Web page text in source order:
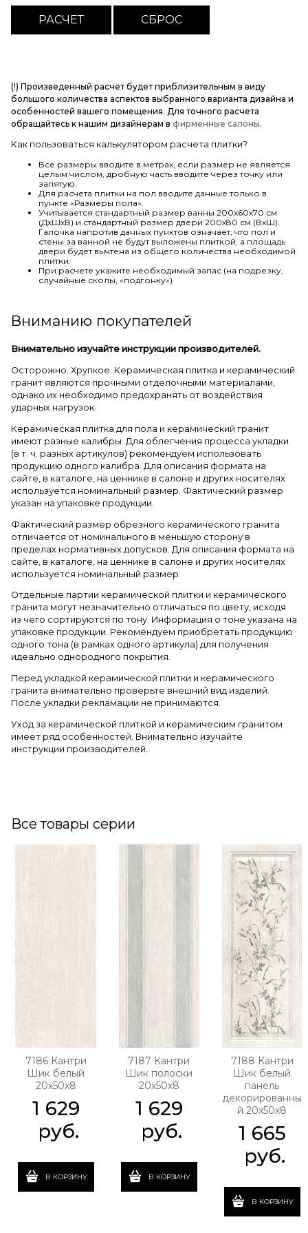
(!) Произведенный расчет будет приблизительным в виду
большого количества аспектов выбранного варианта дизайна и
особенностей вашего помещения. Для точного расчета
обращайтесь к нашим дизайнерам в фирменные салоны.
Как пользоваться калькулятором расчета плитки?
Все размеры вводите в метрах, если размер не является
целым числом, дробную часть вводите через точку или
запятую.
Для расчета плитки на пол вводите данные только в
пункте «Размеры пола».
Учитывается стандартный размер ванны 200х60х70 см
(ДхШхВ) и стандартный размер двери 200х80 см (ВхШ).
Галочка напротив данных пунктов означает, что пол и
стены за ванной не будут выложены плиткой, а площадь
двери будет вычтена из общего количества необходимой
плитки.
При расчете укажите необходимый запас (на подрезку,
случайные сколы, «подгонку»).
Вниманию покупателей
Внимательно изучайте инструкции производителей.
Осторожно. Хрупкое. Керамическая плитка и керамический
гранит являются прочными отделочными материалами,
однако их необходимо предохранять от воздействия
ударных нагрузок.
Керамическая плитка для пола и керамический гранит
имеют разные калибры. Для облегчения процесса укладки
(в т. ч. разных артикулов) рекомендуем использовать
продукцию одного калибра. Для описания формата на
сайте, в каталоге, на ценнике в салоне и других носителях
используется номинальный размер. Фактический размер
указан на упаковке продукции.
Фактический размер обрезного керамического гранита
отличается от номинального в меньшую сторону в
пределах нормативных допусков. Для описания формата на
сайте, в каталоге, на ценнике в салоне и других носителях
используется номинальный размер.
Отдельные партии керамической плитки и керамического
гранита могут незначительно отличаться по цвету, исходя
из чего сортируются по тону. Информация о тоне указана на
упаковке продукции. Рекомендуем приобретать продукцию
одного тона (в рамках одного артикула) для получения
идеально однородного покрытия.
Перед укладкой керамической плитки и керамического
гранита внимательно проверьте внешний вид изделий.
После укладки рекламации не принимаются.
Уход за керамической плиткой и керамическим гранитом
имеет ряд особенностей. Внимательно изучайте
инструкции производителей.
Все товары серии
7186 Кантри
Шик белый
20х50х8
1 629
руб.
В КОРЗИНУ
7187 Кантри
Шик полоски
20х50х8
1 629
руб.
В КОРЗИНУ
7188 Кантри
Шик белый
панель
декорированны
й 20х50х8
1 665
руб.
В КОРЗИНУ